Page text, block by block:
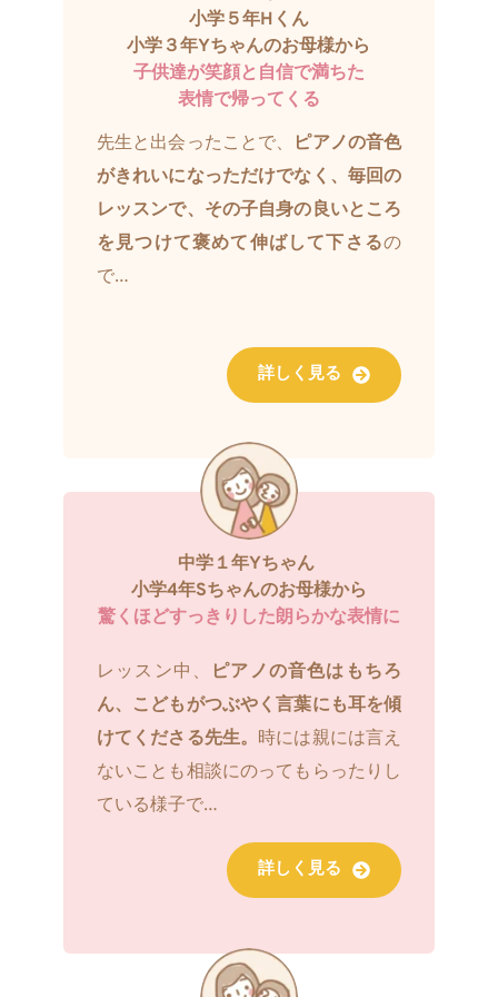
小学５年Hくん
小学３年Yちゃんのお母様から
子供達が笑顔と自信で満ちた
表情で帰ってくる
先生と出会ったことで、
ピアノの音色
がきれいになっただけでなく、毎回の
レッスンで、その子自身の良いところ
を見つけて褒めて伸ばして下さるの
で…
詳しく見る
中学１年Yちゃん
小学4年Sちゃんのお母様から
驚くほどすっきりした朗らかな表情に
レッスン中、
ピアノの音色はもちろ
ん、こどもがつぶやく言葉にも耳を傾
けてくださる先生。 時には親には言え
ないことも相談にのってもらったりし
ている様子で…
詳しく見る